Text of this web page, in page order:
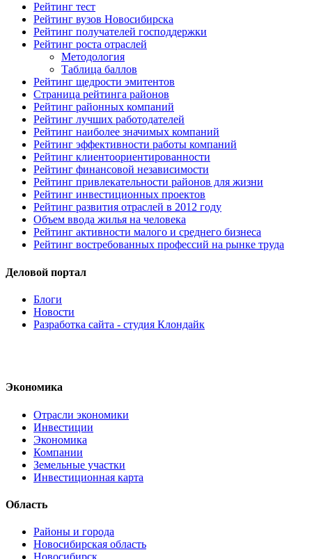
Рейтинг тест
Рейтинг вузов Новосибирска
Рейтинг получателей господдержки
Рейтинг роста отраслей
Методология
Таблица баллов
Рейтинг щедрости эмитентов
Страница рейтинга районов
Рейтинг районных компаний
Рейтинг лучших работодателей
Рейтинг наиболее значимых компаний
Рейтинг эффективности работы компаний
Рейтинг клиентоориентированности
Рейтинг финансовой независимости
Рейтинг привлекательности районов для жизни
Рейтинг инвестиционных проектов
Рейтинг развития отраслей в 2012 году
Объем ввода жилья на человека
Рейтинг активности малого и среднего бизнеса
Рейтинг востребованных профессий на рынке труда
Деловой портал
Блоги
Новости
Разработка сайта - студия Клондайк
Экономика
Отрасли экономики
Инвестиции
Экономика
Компании
Земельные участки
Инвестиционная карта
Область
Районы и города
Новосибирская область
Новосибирск